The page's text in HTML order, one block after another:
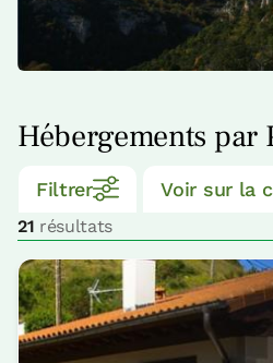
Hébergements par
Filtrer Voir sur la
21 résultats